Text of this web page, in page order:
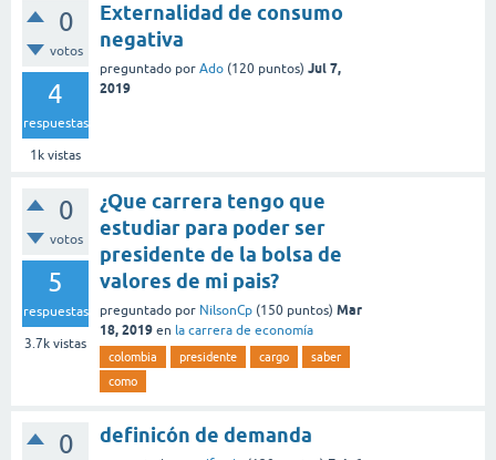
0
votos
4
respuestas
1k vistas
Externalidad de consumo
negativa
preguntado por Ado (120 puntos) Jul 7,
2019
0
votos
5
respuestas
3.7k vistas
¿Que carrera tengo que
estudiar para poder ser
presidente de la bolsa de
valores de mi pais?
preguntado por NilsonCp (150 puntos) Mar
18, 2019 en la carrera de economía
colombia presidente cargo
saber
como
0 definicón de demanda